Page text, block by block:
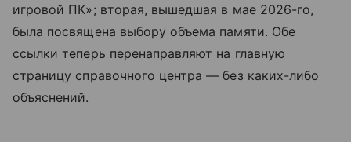
игровой ПК»; вторая, вышедшая в мае 2026-го,
была посвящена выбору объема памяти. Обе
ссылки теперь перенаправляют на главную
страницу справочного центра — без каких-либо
объяснений.